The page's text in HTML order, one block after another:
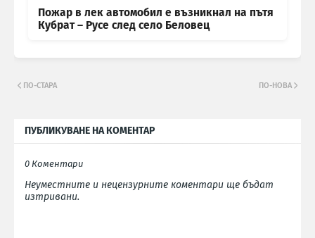
Пожар в лек автомобил е възникнал на пътя
Кубрат – Русе след село Беловец
ПО-НОВА
ПО-СТАРА
ПУБЛИКУВАНЕ НА КОМЕНТАР
0 Коментари
Неуместните и нецензурните коментари ще бъдат
изтривани.